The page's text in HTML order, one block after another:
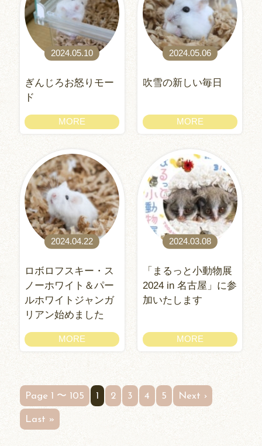
2024.05.10
ぎんじろお怒りモー
ド
MORE
2024.05.06
吹雪の新しい毎日
MORE
2024.04.22
ロボロフスキー・ス
ノーホワイト＆パー
ルホワイトジャンガ
リアン始めました
MORE
2024.03.08
「まるっと小動物展
2024 in 名古屋」に参
加いたします
MORE
Page 1 〜 105 1 2 3 4 5 Next ›
Last »